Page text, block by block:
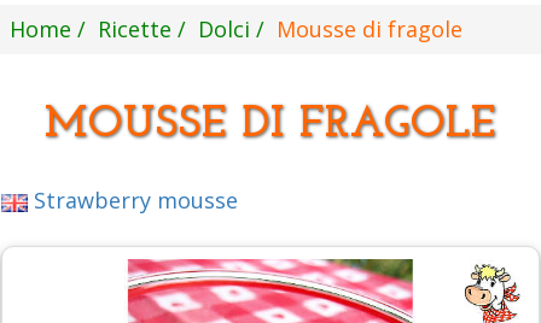
Home Ricette Dolci Mousse di fragole
MOUSSE DI FRAGOLE
Strawberry mousse